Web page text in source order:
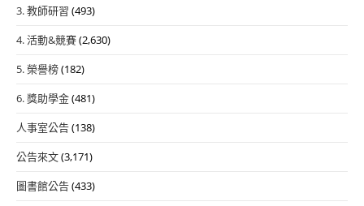
3. 教師研習 (493)
4. 活動&競賽(2,630)
5. 榮譽榜(182)
6. 獎助學金(481)
人事室公告(138)
公告來文(3,171)
圖書館公告(433)